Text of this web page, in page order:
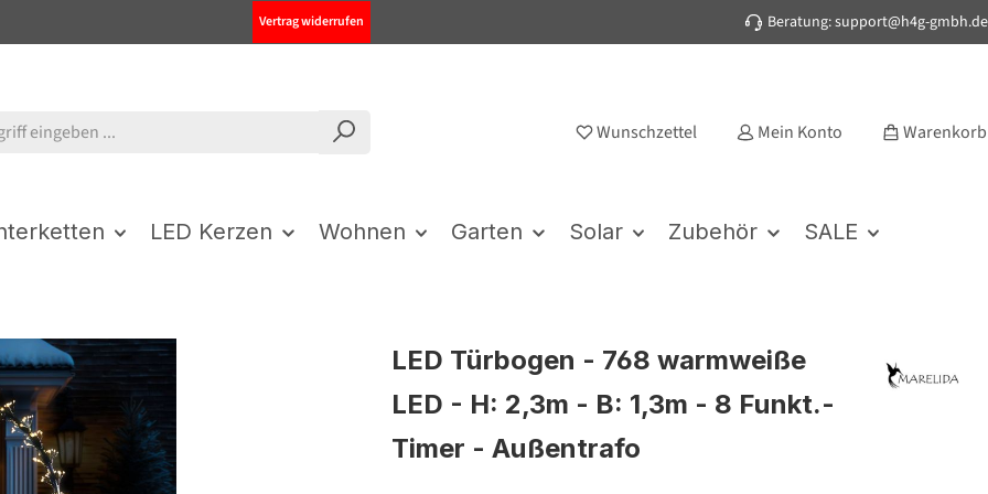
Vertrag widerrufen Beratung: support@h4g-gmbh.de
Wunschzettel Mein Konto Warenkorb
LED Kerzen Wohnen Garten Solar Zubehör SALE
LED Türbogen - 768 warmweiße
LED - H: 2,3m - B: 1,3m - 8 Funkt.-
Timer - Außentrafo